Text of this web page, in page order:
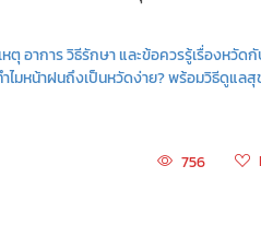
หตุ อาการ วิธีรักษา และข้อควรรู้เรื่องหวัด
ไมหน้าฝนถึงเป็นหวัดง่าย? พร้อมวิธีดูแล
756